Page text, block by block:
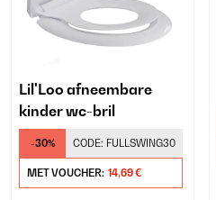
Lil'Loo afneembare
kinder wc-bril
-30% CODE: FULLSWING30
MET VOUCHER: 14,69 €